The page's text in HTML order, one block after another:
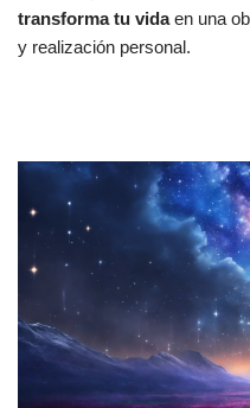
transforma tu vidaen una
y realización personal.